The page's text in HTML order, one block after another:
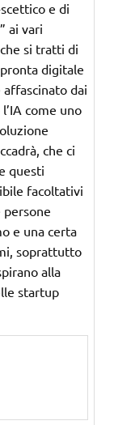
e di
ai vari
si tratti di
digitale
dai
come uno
che ci
questi
facoltativi
e una certa
soprattutto
alla
startup